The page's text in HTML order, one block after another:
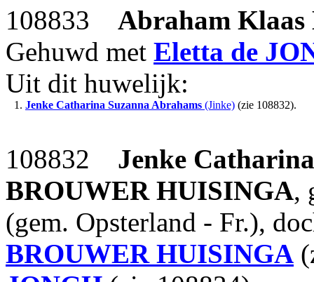
108833 Abraham Klaas
Gehuwd met Eletta de
Uit dit huwelijk:
1. Jenke Catharina Suzanna Abrahams (Jinke) (zie 108832).
108832 Jenke
BROUWER HUISINGA,
(gem. Opsterland - Fr.),
BROUWER HUISINGA